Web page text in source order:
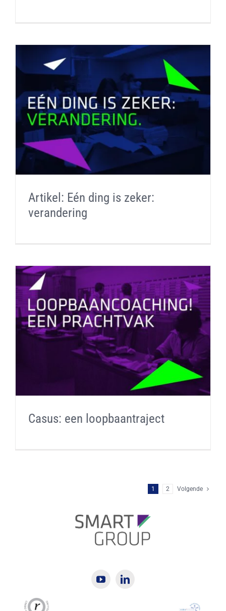
Artikel: Eén ding is zeker:
verandering
Casus: een loopbaantraject
1 2 Volgende